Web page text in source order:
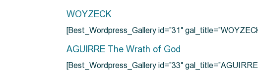
WOYZECK
[Best_Wordpress_Gallery id=”31″
AGUIRRE The Wrath of God
[Best_Wordpress_Gallery id=”33″